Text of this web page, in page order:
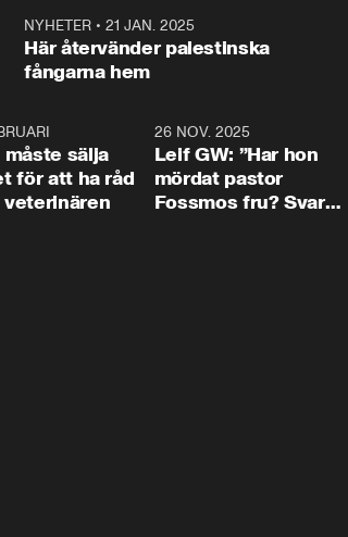
NYHETER •21 JAN. 2025
Här återvänder palestinska
fångarna hem
måste sälja
för att ha råd
veterinären
26 NOV. 2025
Leif GW: ”Har hon
mördat pastor
Fossmos fru? Svar